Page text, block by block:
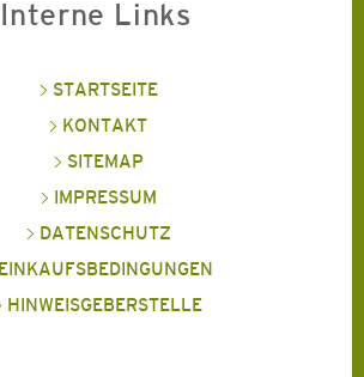
Interne Links
STARTSEITE
KONTAKT
SITEMAP
IMPRESSUM
DATENSCHUTZ
EINKAUFSBEDINGUNGEN
HINWEISGEBERSTELLE